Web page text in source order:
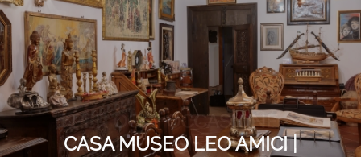
MUSEO LEO AMICI |
SCRIGNO DELL'ARTE
CONTEMPORANEA